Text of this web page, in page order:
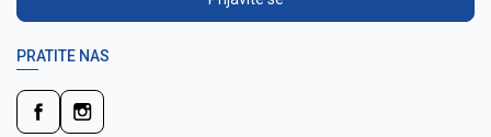
PRATITE NAS